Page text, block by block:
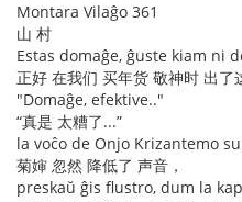
Montara Vilaĝo 361
山 村
Estas domaĝe, ĝuste kiam ni
正好 在我们 买年货 敬神时 出了
"Domaĝe, efektive.."
“真是 太糟了...”
la voĉo de Onjo Krizantemo
菊婶 忽然 降低了 声音，
preskaŭ ĝis flustro, dum la